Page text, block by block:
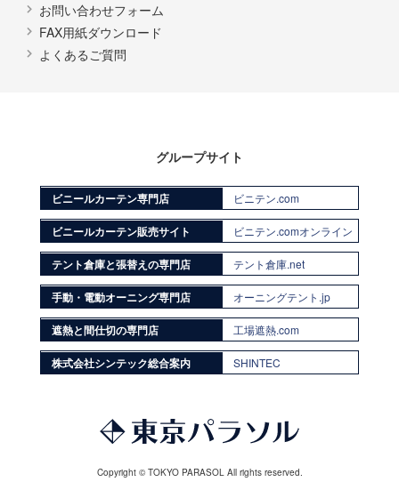
お問い合わせフォーム
FAX用紙ダウンロード
よくあるご質問
グループサイト
ビニールカーテン専門店 ビニテン.com
ビニールカーテン販売サイト ビニテン.comオンライン
テント倉庫と張替えの専門店 テント倉庫.net
手動・電動オーニング専門店 オーニングテント.jp
遮熱と間仕切の専門店 工場遮熱.com
株式会社シンテック総合案内 SHINTEC
Copyright © TOKYO PARASOL All rights reserved.